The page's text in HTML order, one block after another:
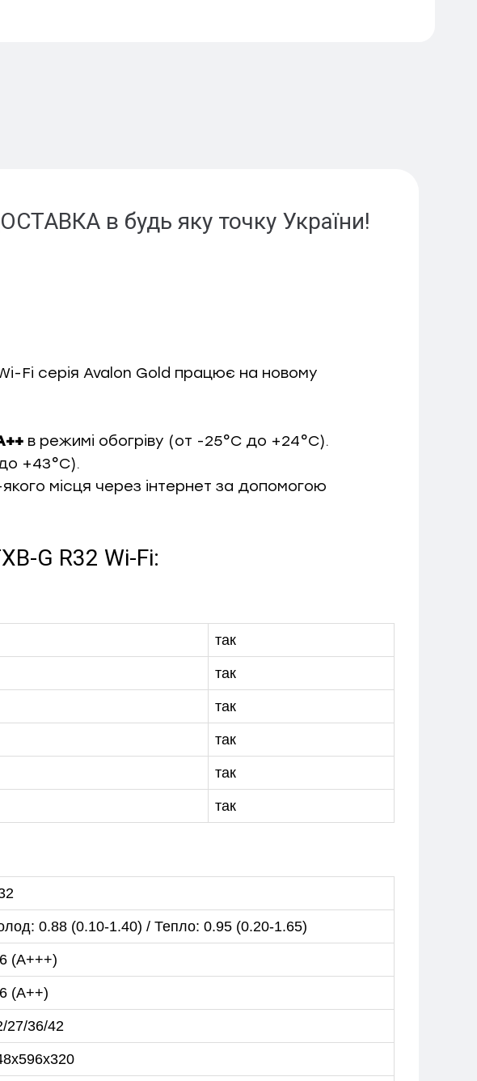
в будь яку точку України!
Fi серія Avalon Gold працює на новому
в режимі обогріву (от -25°С до +24°С).
+43°С).
місця через інтернет за допомогою
G R32 Wi-Fi:
так
так
так
так
так
так
0.88 (0.10-1.40) / Тепло: 0.95 (0.20-1.65)
(А+++)
(А++)
27/36/42